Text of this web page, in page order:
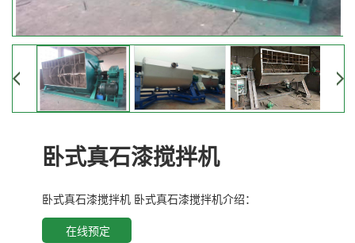
卧式真石漆搅拌机
卧式真石漆搅拌机 卧式真石漆搅拌机介绍：
在线预定